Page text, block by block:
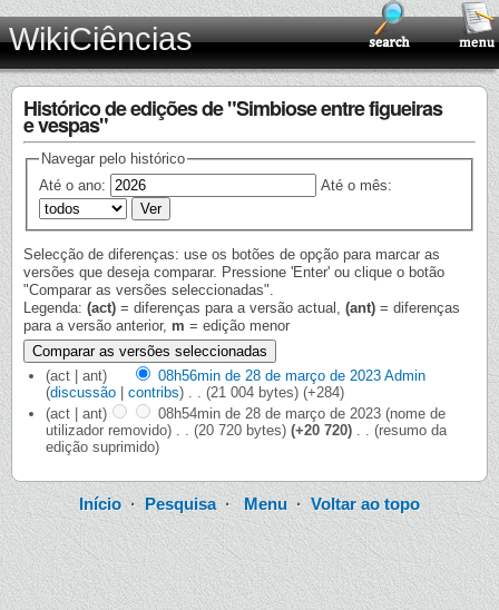
WikiCiências
Histórico de edições de "Simbiose entre figueiras
e vespas"
Navegar pelo histórico
Até o ano:
Até o mês:
Selecção de diferenças: use os botões de opção para marcar as
versões que deseja comparar. Pressione 'Enter' ou clique o botão
"Comparar as versões seleccionadas".
Legenda: (act) = diferenças para a versão actual, (ant) = diferenças
para a versão anterior, m = edição menor
(act | ant) 08h56min de 28 de março de 2023 Admin
(discussão | contribs) (21 004 bytes) (+284)
(act | ant)
08h54min de 28 de março de 2023 (nome de
utilizador removido)
(20 720 bytes) (+20 720)
(resumo da
edição suprimido)
Início· Pesquisa·Menu ·Voltar ao topo